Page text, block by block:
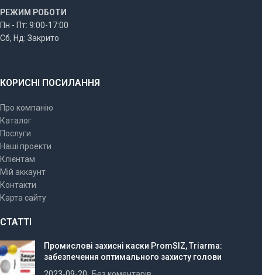
РЕЖИМ РОБОТИ
Пн - Пт: 9:00-17:00
Сб, Нд: Закрито
КОРИСНІ ПОСИЛАННЯ
Про компанію
Каталог
Послуги
Наші проекти
Клієнтам
Мій аккаунт
Контакти
Карта сайту
СТАТТІ
Промислові захисні каски PromSIZ, Triarma:
забезпечення оптимального захисту голови